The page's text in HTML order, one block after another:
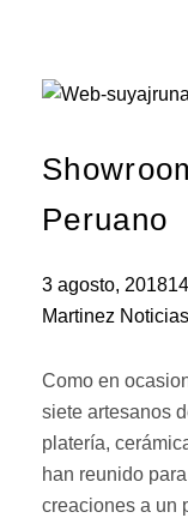
Peruano
3 agosto, 2018
Martinez Noticias
Como en
siete artesanos
platería,
han reunido
creaciones a un